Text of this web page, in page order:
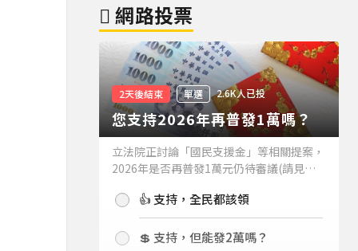
網路投票
2天後結束 單選 2.6K人已投
您支持2026年再普發1萬嗎？
立法院正討論「國民支援金」等相關提案，
2026年是否再普發1萬元仍待審議(請見下
持嗎？👍 支持，全民都該領
💲 支持，但能發2萬嗎？